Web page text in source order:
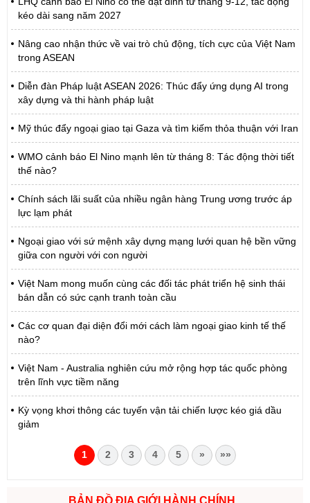
kéo dài sang năm 2027
Nâng cao nhận thức về vai trò chủ động, tích cực của Việt Nam
trong ASEAN
Diễn đàn Pháp luật ASEAN 2026: Thúc đẩy ứng dụng AI trong
xây dựng và thi hành pháp luật
Mỹ thúc đẩy ngoại giao tại Gaza và tìm kiếm thỏa thuận với Iran
WMO cảnh báo El Nino mạnh lên từ tháng 8: Tác động thời tiết
thế nào?
Chính sách lãi suất của nhiều ngân hàng Trung ương trước áp
lực lạm phát
Ngoại giao với sứ mệnh xây dựng mạng lưới quan hệ bền vững
giữa con người với con người
Việt Nam mong muốn cùng các đối tác phát triển hệ sinh thái
bán dẫn có sức cạnh tranh toàn cầu
Các cơ quan đại diện đổi mới cách làm ngoại giao kinh tế thế
nào?
Việt Nam - Australia nghiên cứu mở rộng hợp tác quốc phòng
trên lĩnh vực tiềm năng
Kỳ vọng khơi thông các tuyến vận tải chiến lược kéo giá dầu
giảm
1 2 3 4 5 » »»
BẢN ĐỒ ĐỊA GIỚI HÀNH CHÍNH